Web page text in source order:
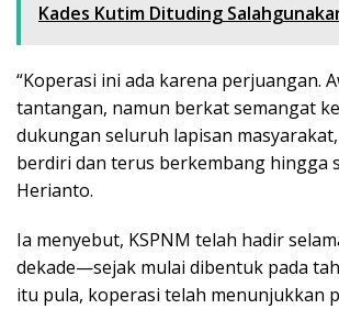
Kades Kutim Dituding
“Koperasi ini ada karena perjuangan.
tantangan, namun berkat semangat
dukungan seluruh lapisan masyarakat,
berdiri dan terus berkembang hingga
Herianto.
Ia menyebut, KSPNM telah hadir
dekade—sejak mulai dibentuk pada
itu pula, koperasi telah menunjukkan